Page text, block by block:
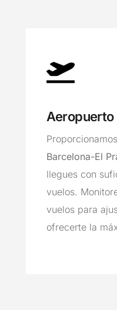
Aeropuerto
Barcelona-El
llegues con
vuelos.
vuelos para
ofrecerte la